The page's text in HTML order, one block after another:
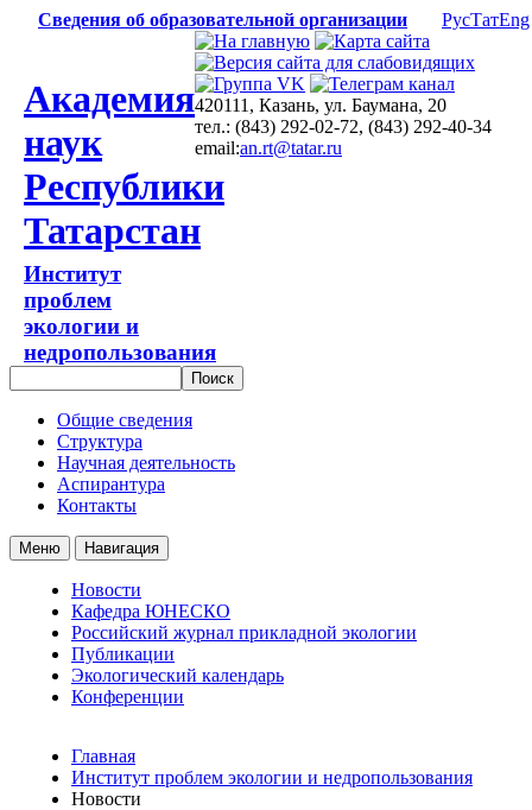
Сведения об образовательной организации РусТатEng
Академия
наук
Республики
Татарстан
Институт
проблем
экологии и
недропользования
420111, Казань, ул. Баумана, 20
тел.: (843) 292-02-72, (843) 292-40-34
email:an.rt@tatar.ru
Общие сведения
Структура
Научная деятельность
Аспирантура
Контакты
Меню Навигация
Новости
Кафедра ЮНЕСКО
Российский журнал прикладной экологии
Публикации
Экологический календарь
Конференции
Главная
Институт проблем экологии и недропользования
Новости